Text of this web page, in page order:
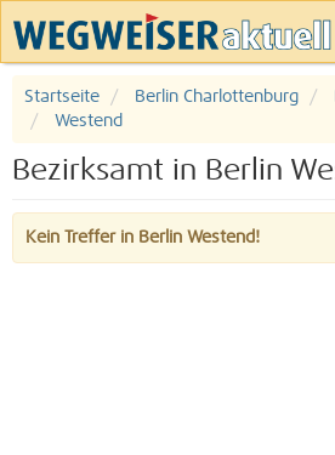
Startseite Berlin Charlottenburg
Westend
Bezirksamt in Berlin
Kein Treffer in Berlin Westend!